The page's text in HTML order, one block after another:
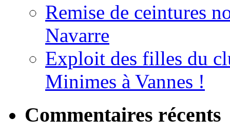
Remise de ceintures
Navarre
Exploit des filles du
Minimes à Vannes !
Commentaires récents